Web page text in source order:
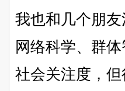
我也和几个朋
网络科学、群
社会关注度，